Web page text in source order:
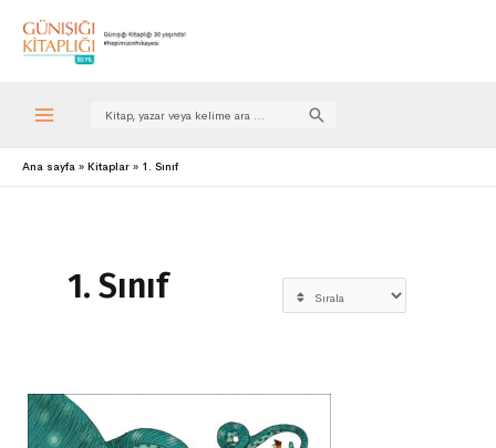
Search
Ana sayfa Kitaplar 1. Sınıf
1. Sınıf